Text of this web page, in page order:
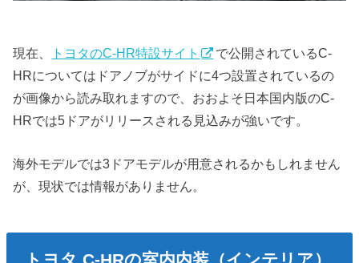
現在、 トヨタのC-HR特設サイト
で公開されているC-
HRについてはドアノブがサイドに4つ設置されているの
が画像から読み取れますので、おおよそ日本国内版のC-
HRでは5ドアがリリースされる見込みが強いです。
海外モデルでは3ドアモデルが用意されるかもしれません
が、現状では情報がありません。